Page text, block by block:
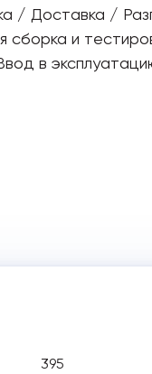
/ Доставка /
сборка и
в
395